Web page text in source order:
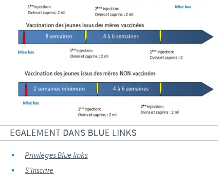
EGALEMENT DANS BLUE LINKS
Privilèges Blue links
S'inscrire